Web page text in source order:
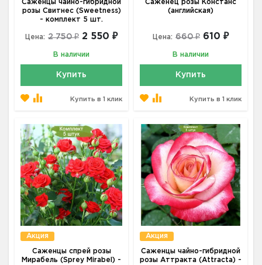
Саженцы чайно-гибридной
розы Свитнес (Sweetness)
- комплект 5 шт.
Цена: 2 750 ₽ 2 550 ₽
В наличии
Купить
Купить в 1 клик
Саженец розы Констанс
(английская)
Цена: 660 ₽ 610 ₽
В наличии
Купить
Купить в 1 клик
Акция
Саженцы спрей розы
Мирабель (Sprey Mirabel) -
Акция
Саженцы чайно-гибридной
розы Аттракта (Attracta) -